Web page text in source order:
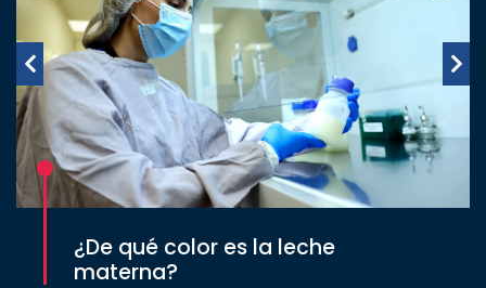
¿De qué color es la leche
materna?